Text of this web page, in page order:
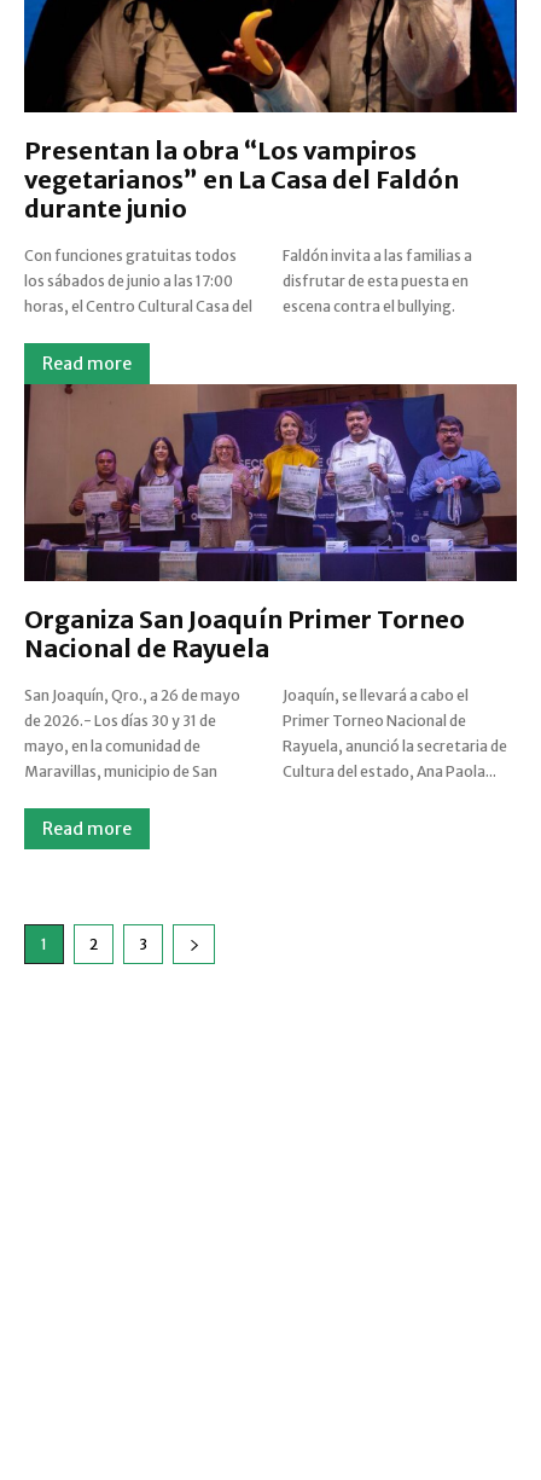
Presentan la obra “Los vampiros
vegetarianos” en La Casa del Faldón
durante junio
Con funciones gratuitas todos
los sábados de junio a las 17:00
horas, el Centro Cultural Casa del
Faldón invita a las familias a
disfrutar de esta puesta en
escena contra el bullying.
Read more
Organiza San Joaquín Primer Torneo
Nacional de Rayuela
San Joaquín, Qro., a 26 de mayo
de 2026.- Los días 30 y 31 de
mayo, en la comunidad de
Maravillas, municipio de San
Joaquín, se llevará a cabo el
Primer Torneo Nacional de
Rayuela, anunció la secretaria de
Cultura del estado, Ana Paola...
Read more
1 2 3